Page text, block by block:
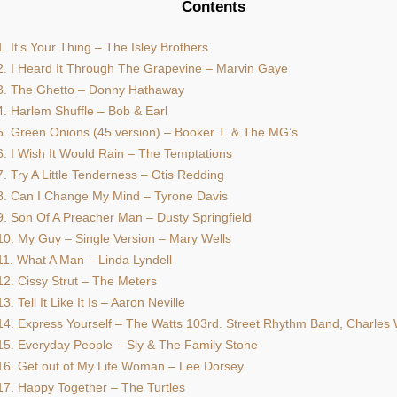
Contents
It’s Your Thing – The Isley Brothers
I Heard It Through The Grapevine – Marvin Gaye
The Ghetto – Donny Hathaway
Harlem Shuffle – Bob & Earl
Green Onions (45 version) – Booker T. & The MG’s
I Wish It Would Rain – The Temptations
Try A Little Tenderness – Otis Redding
Can I Change My Mind – Tyrone Davis
Son Of A Preacher Man – Dusty Springfield
My Guy – Single Version – Mary Wells
What A Man – Linda Lyndell
Cissy Strut – The Meters
Tell It Like It Is – Aaron Neville
Express Yourself – The Watts 103rd. Street Rhythm Band, Charles
Everyday People – Sly & The Family Stone
Get out of My Life Woman – Lee Dorsey
Happy Together – The Turtles